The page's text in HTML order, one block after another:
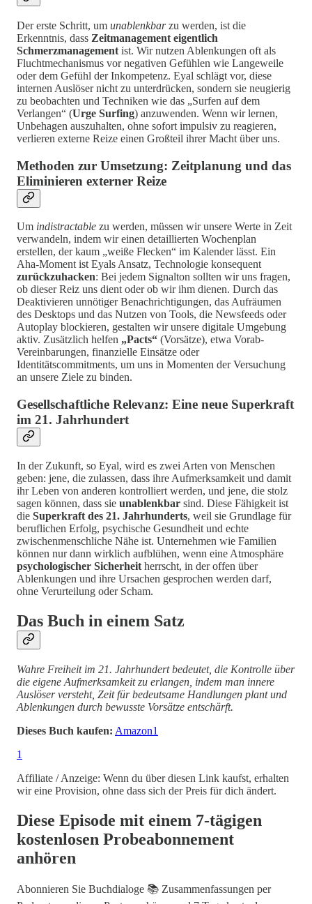
Der erste Schritt, um unablenkbarzu werden, ist die
Erkenntnis, dass Zeitmanagement eigentlich
Schmerzmanagement ist. Wir nutzen Ablenkungen oft als
Fluchtmechanismus vor negativen Gefühlen wie Langeweile
oder dem Gefühl der Inkompetenz. Eyal schlägt vor, diese
internen Auslöser nicht zu unterdrücken, sondern sie neugierig
zu beobachten und Techniken wie das „Surfen auf dem
Verlangen“ (Urge Surfing) anzuwenden. Wenn wir lernen,
Unbehagen auszuhalten, ohne sofort impulsiv zu reagieren,
verlieren externe Reize einen Großteil ihrer Macht über uns.
Methoden zur Umsetzung: Zeitplanung und das
Eliminieren externer Reize
Um indistractable zu werden, müssen wir unsere Werte in Zeit
verwandeln, indem wir einen detaillierten Wochenplan
erstellen, der kaum „weiße Flecken“ im Kalender lässt. Ein
Aha-Moment ist Eyals Ansatz, Technologie konsequent
zurückzuhacken: Bei jedem Signalton sollten wir uns fragen,
ob dieser Reiz uns dient oder ob wir ihm dienen. Durch das
Deaktivieren unnötiger Benachrichtigungen, das Aufräumen
des Desktops und das Nutzen von Tools, die Newsfeeds oder
Autoplay blockieren, gestalten wir unsere digitale Umgebung
aktiv. Zusätzlich helfen „Pacts“ (Vorsätze), etwa Vorab-
Vereinbarungen, finanzielle Einsätze oder
Identitätscommitments, um uns in Momenten der Versuchung
an unsere Ziele zu binden.
Gesellschaftliche Relevanz: Eine neue Superkraft
im 21. Jahrhundert
In der Zukunft, so Eyal, wird es zwei Arten von Menschen
geben: jene, die zulassen, dass ihre Aufmerksamkeit und damit
ihr Leben von anderen kontrolliert werden, und jene, die stolz
sagen können, dass sie unablenkbar sind. Diese Fähigkeit ist
die Superkraft des 21. Jahrhunderts, weil sie Grundlage für
beruflichen Erfolg, psychische Gesundheit und echte
zwischenmenschliche Nähe ist. Unternehmen wie Familien
können nur dann wirklich aufblühen, wenn eine Atmosphäre
psychologischer Sicherheit herrscht, in der offen über
Ablenkungen und ihre Ursachen gesprochen werden darf,
ohne Verurteilung oder Scham.
Das Buch in einem Satz
Wahre Freiheit im 21. Jahrhundert bedeutet, die Kontrolle über
die eigene Aufmerksamkeit zu erlangen, indem man innere
Auslöser versteht, Zeit für bedeutsame Handlungen plant und
Ablenkungen durch bewusste Vorsätze entschärft.
Dieses Buch kaufen: Amazon1
1
Affiliate / Anzeige: Wenn du über diesen Link kaufst, erhalten
wir eine Provision, ohne dass sich der Preis für dich ändert.
Diese Episode mit einem 7-tägigen
kostenlosen Probeabonnement
anhören
Abonnieren Sie Buchdialoge 📚 Zusammenfassungen per